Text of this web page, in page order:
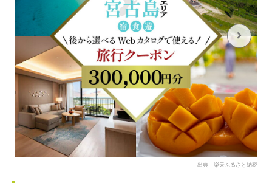
出典：楽天ふるさと納税